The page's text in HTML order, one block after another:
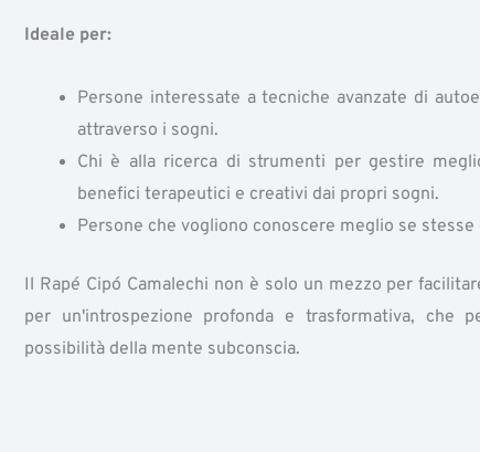
Ideale per:
Persone interessate a tecniche avanzate di
attraverso i sogni.
Chi è alla ricerca di strumenti per gestire
benefici terapeutici e creativi dai propri sogni.
Persone che vogliono conoscere meglio se
Il Rapé Cipó Camalechi non è solo un mezzo per
per un'introspezione profonda e trasformativa, che
possibilità della mente subconscia.